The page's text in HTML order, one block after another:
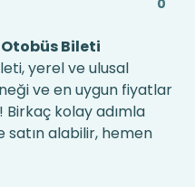
0
Bileti
yerel ve ulusal
ve en uygun fiyatlar
kolay adımla
satın alabilir, hemen